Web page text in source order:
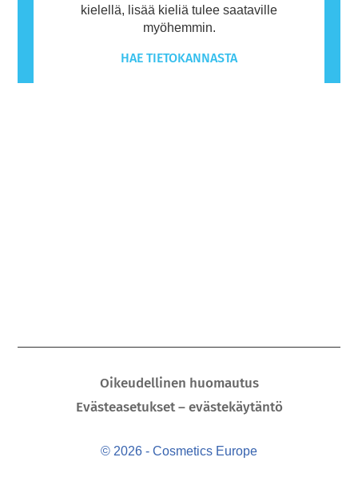
kielellä, lisää kieliä tulee saataville
myöhemmin.
HAE TIETOKANNASTA
Oikeudellinen huomautus
Evästeasetukset – evästekäytäntö
© 2026 - Cosmetics Europe